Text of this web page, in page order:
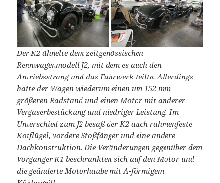
Der K2 ähnelte dem zeitgenössischen
Rennwagenmodell J2, mit dem es auch den
Antriebsstrang und das Fahrwerk teilte. Allerdings
hatte der Wagen wiederum einen um 152 mm
größeren Radstand und einen Motor mit anderer
Vergaserbestückung und niedriger Leistung. Im
Unterschied zum J2 besaß der K2 auch rahmenfeste
Kotflügel, vordere Stoßfänger und eine andere
Dachkonstruktion. Die Veränderungen gegenüber dem
Vorgänger K1 beschränkten sich auf den Motor und
die geänderte Motorhaube mit A-förmigem